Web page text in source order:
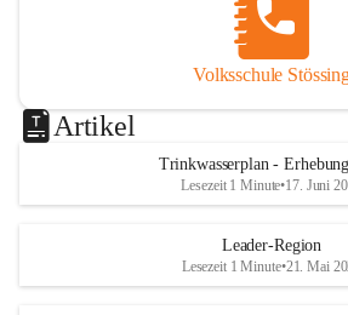
Volksschule
Artikel
Trinkwasserplan -
Lesezeit 1 Minute•17. Juni
Leader-Region
Lesezeit 1 Minute•21. Mai